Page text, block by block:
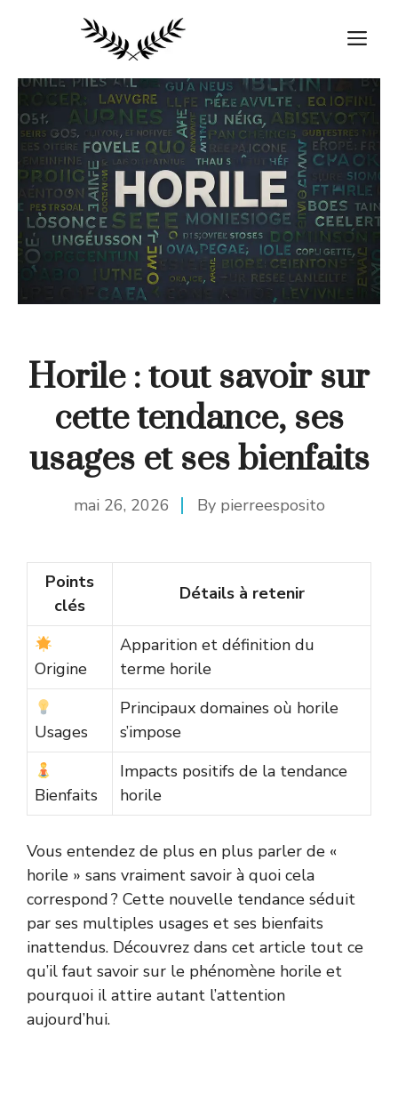
Horile : tout savoir sur
cette tendance, ses
usages et ses bienfaits
mai 26, 2026 By pierreesposito
Points
clés
Détails à retenir
Origine
Apparition et définition du
terme horile
Usages
Principaux domaines où horile
s’impose
Bienfaits
Impacts positifs de la tendance
horile
Vous entendez de plus en plus parler de «
horile » sans vraiment savoir à quoi cela
correspond ? Cette nouvelle tendance séduit
par ses multiples usages et ses bienfaits
inattendus. Découvrez dans cet article tout ce
qu’il faut savoir sur le phénomène horile et
pourquoi il attire autant l’attention
aujourd’hui.